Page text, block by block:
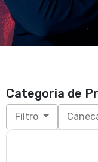
Categoria de
Filtro